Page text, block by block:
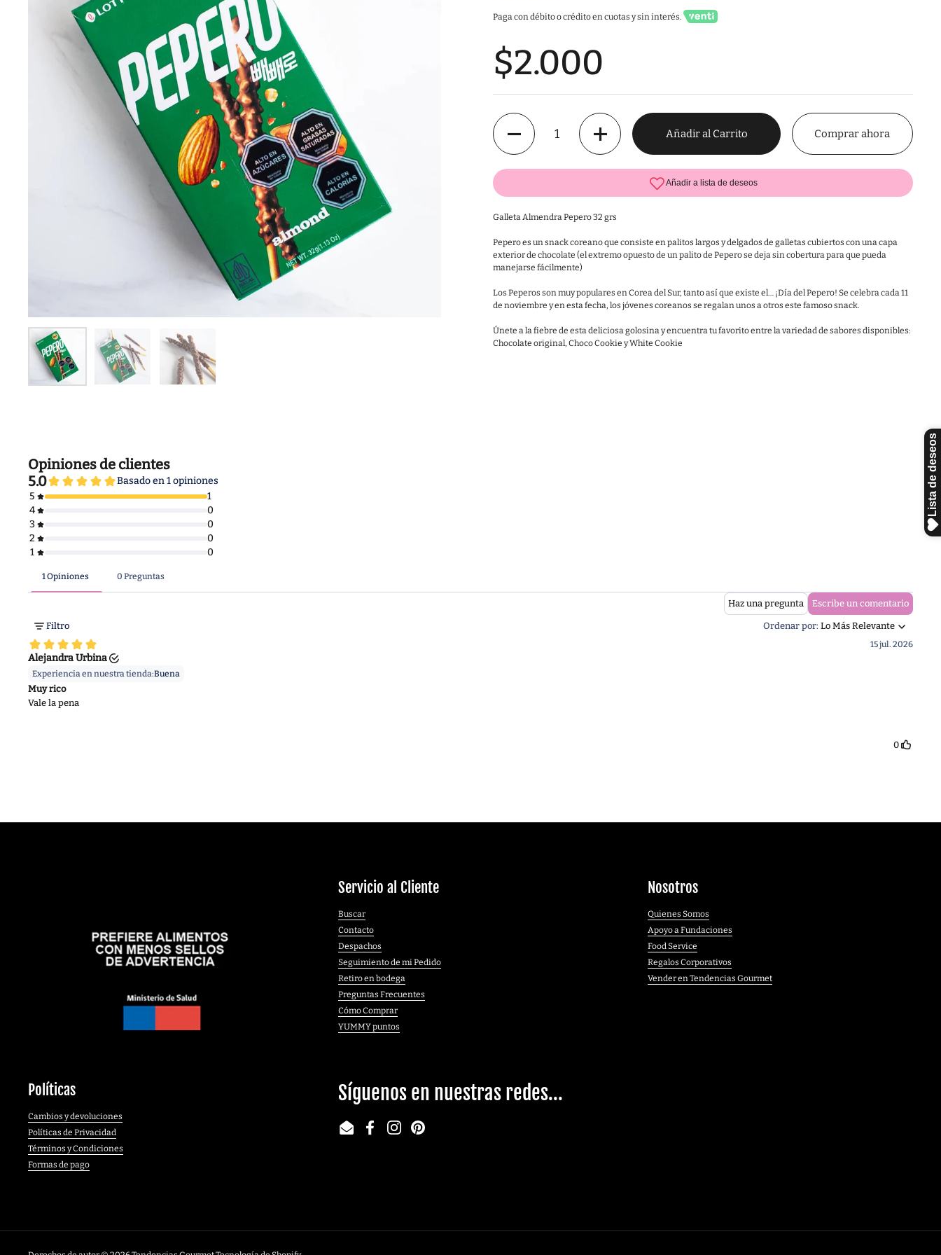
Paga con débito o crédito en cuotas y sin interés.
$2.000
Cantidad
Añadir al Carrito Comprar ahora
Galleta Almendra Pepero 32 grs
Pepero es un snack coreano que consiste en palitos largos y delgados de galletas cubiertos con una capa
exterior de chocolate (el extremo opuesto de un palito de Pepero se deja sin cobertura para que pueda
manejarse fácilmente)
Los Peperos son muy populares en Corea del Sur, tanto así que existe el… ¡Día del Pepero! Se celebra cada 11
de noviembre y en esta fecha, los jóvenes coreanos se regalan unos a otros este famoso snack.
Únete a la fiebre de esta deliciosa golosina y encuentra tu favorito entre la variedad de sabores disponibles:
Chocolate original, Choco Cookie y White Cookie
Servicio al Cliente
Buscar
Contacto
Despachos
Seguimiento de mi Pedido
Retiro en bodega
Preguntas Frecuentes
Cómo Comprar
YUMMY puntos
Nosotros
Quienes Somos
Apoyo a Fundaciones
Food Service
Regalos Corporativos
Vender en Tendencias Gourmet
Políticas
Cambios y devoluciones
Políticas de Privacidad
Términos y Condiciones
Formas de pago
Síguenos en nuestras redes...
EmailFacebookInstagramPinterest